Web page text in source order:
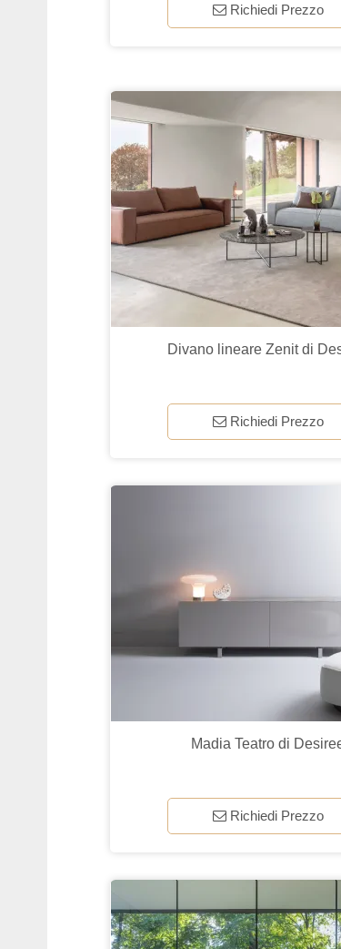
Richiedi Prezzo
Divano lineare Zenit di
Richiedi Prezzo
Madia Teatro di
Richiedi Prezzo